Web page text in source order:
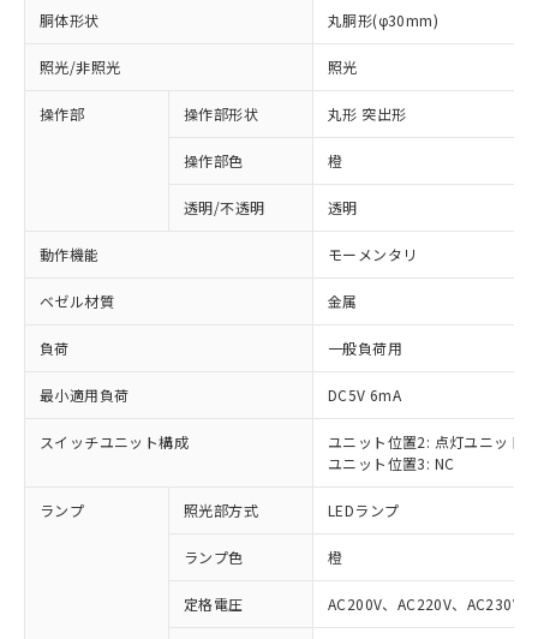
胴体形状 丸胴形(φ30mm)
照光/非照光 照光
操作部 操作部形状 丸形 突出形
操作部色 橙
透明/不透明 透明
動作機能 モーメンタリ
ベゼル材質 金属
負荷 一般負荷用
最小適用負荷 DC5V 6mA
スイッチユニット構成
ユニット位置2: 点灯ユニット
ユニット位置3: NC
ランプ 照光部方式 LEDランプ
ランプ色 橙
定格電圧 AC200V、AC220V、AC230V